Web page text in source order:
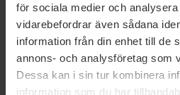
för sociala medier och
vidarebefordrar även sådana
information från din enhet till de
annons- och analysföretag som
Dessa kan i sin tur kombinera
information som du har